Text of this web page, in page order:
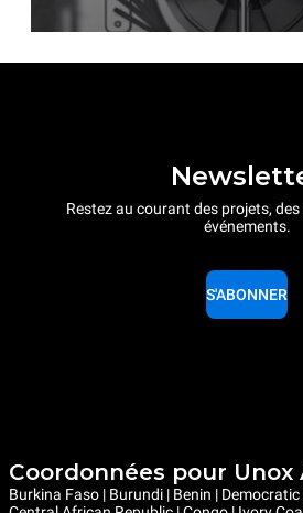
Restez au courant des projets,
événements.
S'ABONNER
Coordonnées pour Unox
Burkina Faso | Burundi | Benin |